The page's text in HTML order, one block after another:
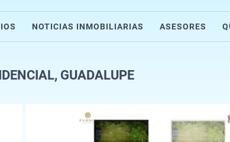
NOTICIAS INMOBILIARIAS ASESORES
GUADALUPE